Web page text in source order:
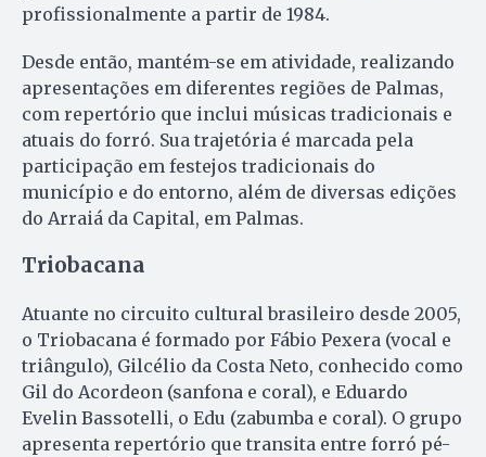
profissionalmente a partir de 1984.
Desde então, mantém-se em atividade, realizando
apresentações em diferentes regiões de Palmas,
com repertório que inclui músicas tradicionais e
atuais do forró. Sua trajetória é marcada pela
participação em festejos tradicionais do
município e do entorno, além de diversas edições
do Arraiá da Capital, em Palmas.
Triobacana
Atuante no circuito cultural brasileiro desde 2005,
o Triobacana é formado por Fábio Pexera (vocal e
triângulo), Gilcélio da Costa Neto, conhecido como
Gil do Acordeon (sanfona e coral), e Eduardo
Evelin Bassotelli, o Edu (zabumba e coral). O grupo
apresenta repertório que transita entre forró pé-